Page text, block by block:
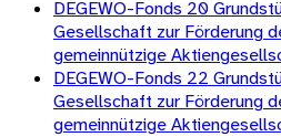
DEGEWO-Fonds 20
Gesellschaft zur Förderung
gemeinnützige
DEGEWO-Fonds 22
Gesellschaft zur Förderung
gemeinnützige